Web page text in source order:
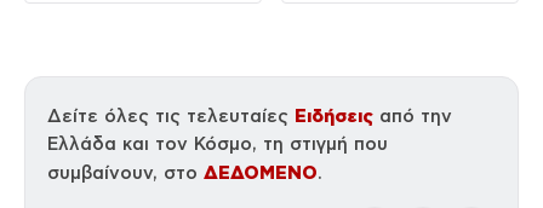
Δείτε όλες τις τελευταίες Ειδήσεις από την
Ελλάδα και τον Κόσμο, τη στιγμή που
συμβαίνουν, στο ΔΕΔΟΜΕΝΟ.